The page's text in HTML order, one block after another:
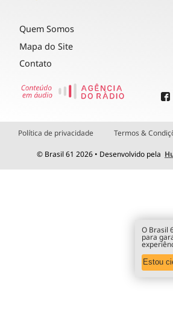
Quem Somos
Mapa do Site
Contato
Política de privacidade Termos &
© Brasil 61 2026 • Desenvolvido pela
O Brasil
para
Estou